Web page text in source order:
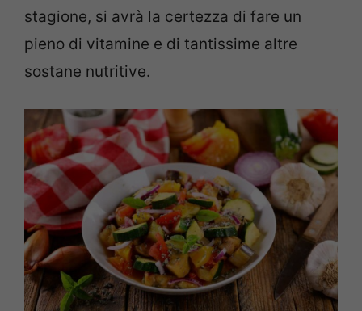
stagione, si avrà la certezza di fare un
pieno di vitamine e di tantissime altre
sostane nutritive.